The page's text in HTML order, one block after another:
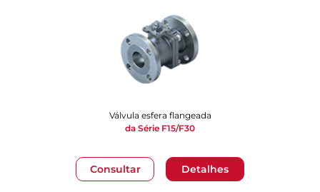
Consultar Detalhes
Válvula esfera flangeada
da Série F15/F30